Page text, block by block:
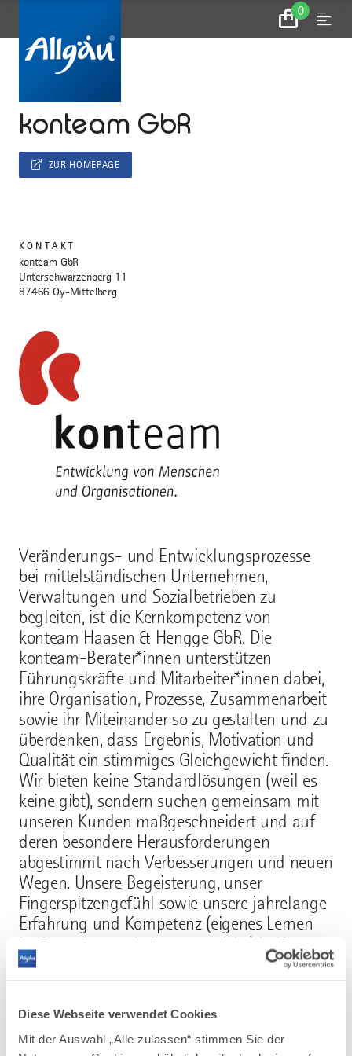
Diese Webseite verwendet Cookies
Mit der Auswahl „Alle zulassen“ stimmen Sie der
0
Zum
Warenkorb
Menu
konteam GbR
Veränderungs- und Entwicklungsprozesse
bei mittelständischen Unternehmen,
Verwaltungen und Sozialbetrieben zu
begleiten, ist die Kernkompetenz von
konteam Haasen & Hengge GbR. Die
konteam-Berater*innen unterstützen
Führungskräfte und Mitarbeiter*innen dabei,
ihre Organisation, Prozesse, Zusammenarbeit
sowie ihr Miteinander so zu gestalten und zu
überdenken, dass Ergebnis, Motivation und
Qualität ein stimmiges Gleichgewicht finden.
Wir bieten keine Standardlösungen (weil es
keine gibt), sondern suchen gemeinsam mit
unseren Kunden maßgeschneidert und auf
deren besondere Herausforderungen
abgestimmt nach Verbesserungen und neuen
Wegen. Unsere Begeisterung, unser
Fingerspitzengefühl sowie unsere jahrelange
Erfahrung und Kompetenz (eigenes Lernen
ist fester Bestandteil unseres Jobs) helfen uns
dabei.
Begleitung von Veränderungsprozessen
aufgrund von Wachstum oder
ZUR HOMEPAGE
KONTAKT
konteam GbR
Unterschwarzenberg 11
87466 Oy-Mittelberg